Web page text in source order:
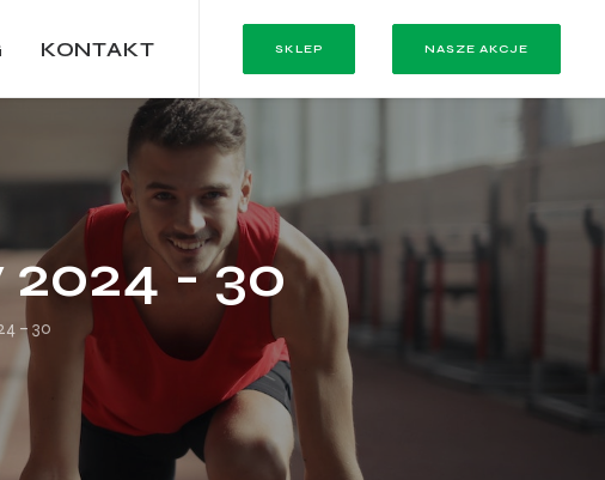
KONTAKT SKLEP NASZE AKCJE
- 30
– 30